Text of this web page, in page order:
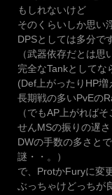
もしれないけど
そのくらいしか思い
DPSとしては多分で
（武器依存だとは思
完全なTankとしてな
(Def上がったりHP増
長期戦の多いPvEの
（でもAP上がれば
せんMSの振りの遅さ
DWの手数の多さと
謎・・。）
で、ProtかFuryに変
ぶっちゃけどっちが